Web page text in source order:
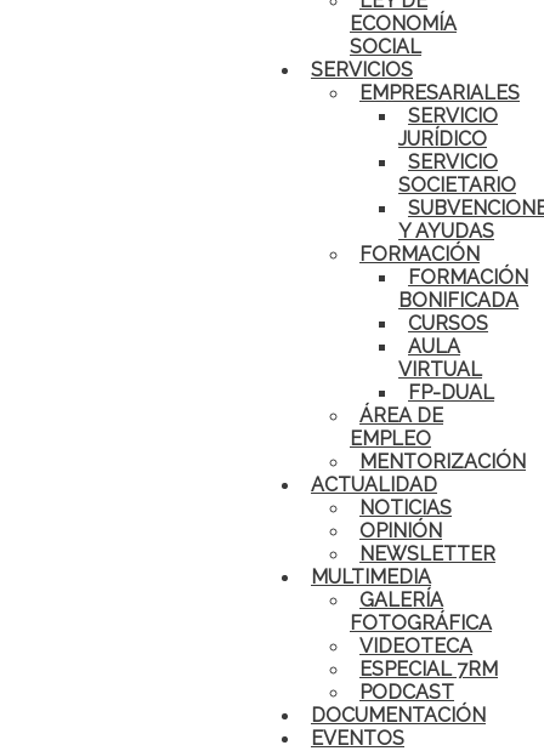
ECONOMÍA
SOCIAL
SERVICIOS
EMPRESARIALES
SERVICIO
JURÍDICO
SERVICIO
SOCIETARIO
Y AYUDAS
FORMACIÓN
FORMACIÓN
BONIFICADA
CURSOS
AULA
VIRTUAL
FP-DUAL
ÁREA DE
EMPLEO
MENTORIZACIÓN
ACTUALIDAD
NOTICIAS
OPINIÓN
NEWSLETTER
MULTIMEDIA
GALERÍA
FOTOGRÁFICA
VIDEOTECA
ESPECIAL 7RM
PODCAST
DOCUMENTACIÓN
EVENTOS